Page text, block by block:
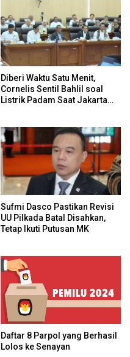
Diberi Waktu Satu Menit,
Cornelis Sentil Bahlil soal
Listrik Padam Saat Jakarta
Sufmi Dasco Pastikan Revisi
UU Pilkada Batal Disahkan,
Tetap Ikuti Putusan MK
Daftar 8 Parpol yang Berhasil
Lolos ke Senayan